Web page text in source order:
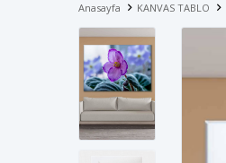
Anasayfa KANVAS TABLO